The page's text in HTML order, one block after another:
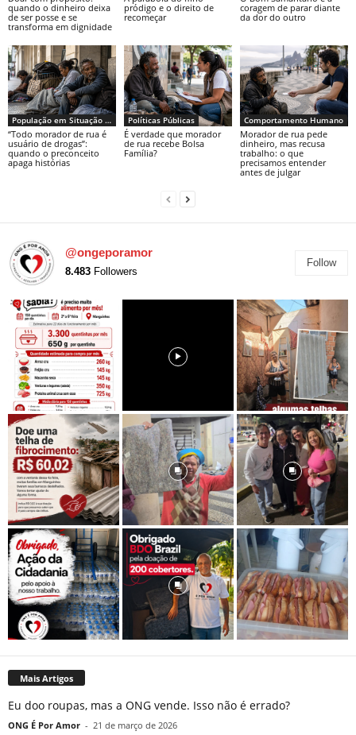
quando o dinheiro deixa
de ser posse e se
transforma em dignidade
pródigo e o direito de
recomeçar
coragem de parar diante
da dor do outro
População em Situação de Rua
“Todo morador de rua é
usuário de drogas”:
quando o preconceito
apaga histórias
Políticas Públicas
É verdade que morador
de rua recebe Bolsa
Família?
Comportamento Humano
Morador de rua pede
dinheiro, mas recusa
trabalho: o que
precisamos entender
antes de julgar
@ongeporamor
8.483 Followers
Follow
Mais Artigos
Eu doo roupas, mas a ONG vende. Isso não é errado?
ONG É Por Amor - 21 de março de 2026